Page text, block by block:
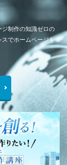
制作の知識ゼロの
でホームページを